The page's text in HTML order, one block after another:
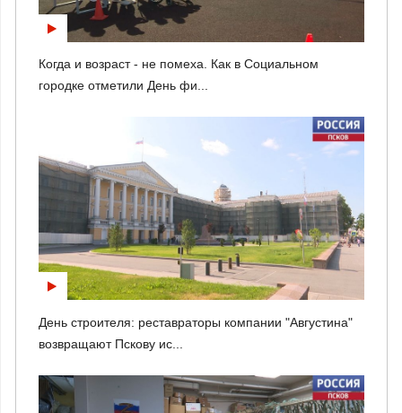
Когда и возраст - не помеха. Как в Социальном
городке отметили День фи...
День строителя: реставраторы компании "Августина"
возвращают Пскову ис...